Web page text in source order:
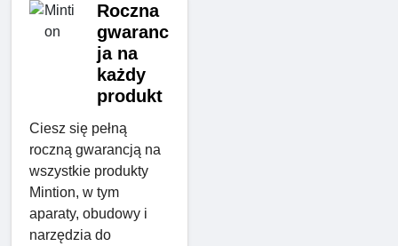
Roczna
gwaranc
ja na
każdy
produkt
Ciesz się pełną
roczną gwarancją na
wszystkie produkty
Mintion, w tym
aparaty, obudowy i
narzędzia do